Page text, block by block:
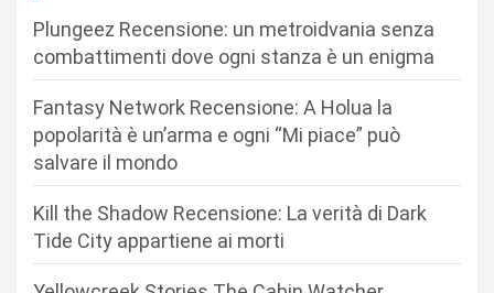
Plungeez Recensione: un metroidvania senza
combattimenti dove ogni stanza è un enigma
Fantasy Network Recensione: A Holua la
popolarità è un’arma e ogni “Mi piace” può
salvare il mondo
Kill the Shadow Recensione: La verità di Dark
Tide City appartiene ai morti